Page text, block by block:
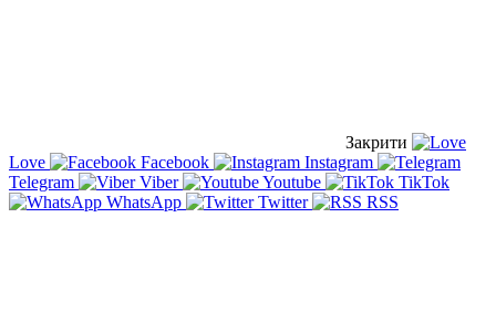
Закрити
Love
Facebook
Instagram
Telegram
Viber Youtube
TikTok
WhatsApp
Twitter RSS